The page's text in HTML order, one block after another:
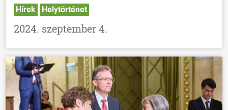
Hírek Helytörténet
2024. szeptember 4.